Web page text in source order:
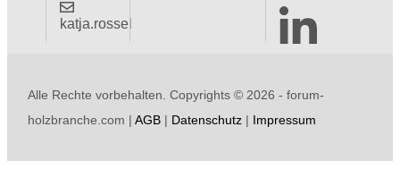
katja.rossel
Alle Rechte vorbehalten. Copyrights © 2026 - forum-
holzbranche.com |AGB | Datenschutz | Impressum